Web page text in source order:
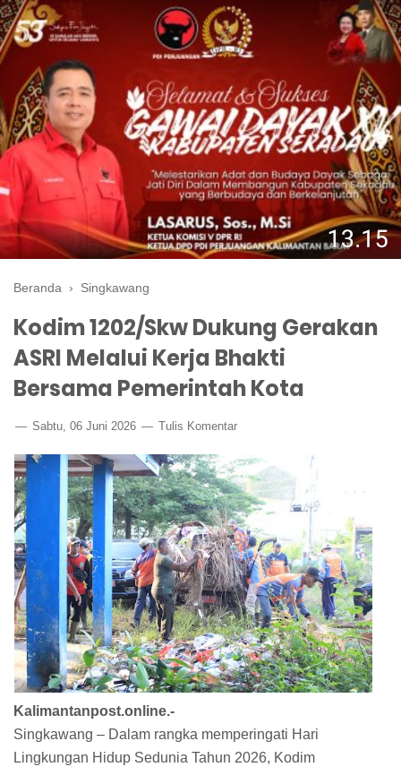
Beranda › Singkawang
Kodim 1202/Skw Dukung Gerakan
ASRI Melalui Kerja Bhakti
Bersama Pemerintah Kota
Sabtu, 06 Juni 2026 Tulis Komentar
Kalimantanpost.online.-
Singkawang – Dalam rangka memperingati Hari
Lingkungan Hidup Sedunia Tahun 2026, Kodim